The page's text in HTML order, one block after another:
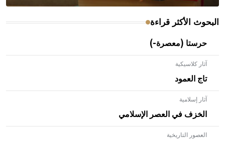
البحوث الأكثر قراءة
حرستا (معصرة-)
آثار كلاسيكية
تاج العمود
آثار إسلامية
الخزف في العصر الإسلامي
العصور التاريخية
- هل تعلم أن الأبلق نوع من الفنون الهندسية التي ارتبطت